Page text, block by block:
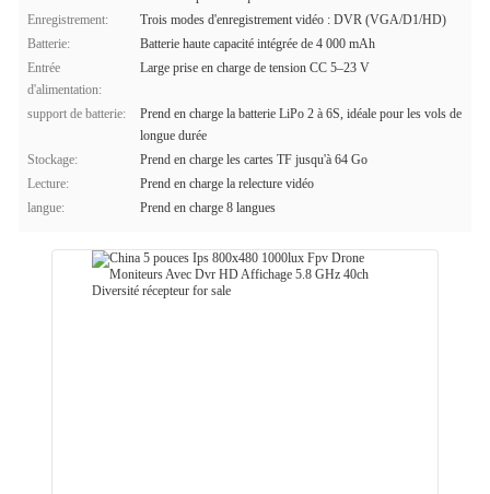
Enregistrement:
Trois modes d'enregistrement vidéo : DVR (VGA/D1/HD)
Batterie:
Batterie haute capacité intégrée de 4 000 mAh
Entrée
d'alimentation:
Large prise en charge de tension CC 5–23 V
support de batterie:
Prend en charge la batterie LiPo 2 à 6S, idéale pour les vols de
longue durée
Stockage:
Prend en charge les cartes TF jusqu'à 64 Go
Lecture:
Prend en charge la relecture vidéo
langue:
Prend en charge 8 langues